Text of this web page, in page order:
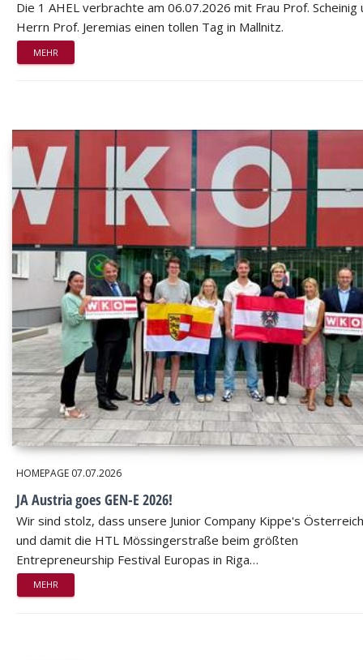
Die 1 AHEL verbrachte am 06.07.2026 mit Frau Prof. Scheinig
Herrn Prof. Jeremias einen tollen Tag in Mallnitz.
MEHR
HOMEPAGE 07.07.2026
JA Austria goes GEN-E 2026!
Wir sind stolz, dass unsere Junior Company Kippe's Österreich
und damit die HTL Mössingerstraße beim größten
Entrepreneurship Festival Europas in Riga…
MEHR